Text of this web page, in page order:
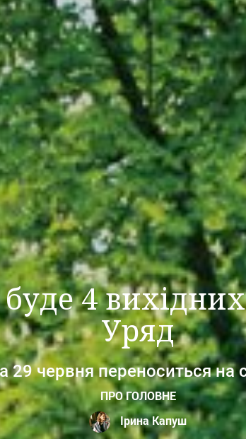
4
Уряд
29 червня переноситься на
ПРО ГОЛОВНЕ
Ірина Капуш